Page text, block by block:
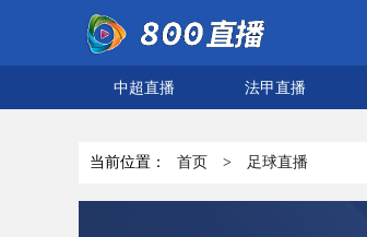
中超直播 法甲直播
当前位置： 首页 > 足球直播